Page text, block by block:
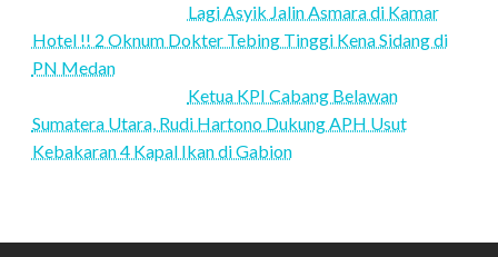
Lagi Asyik Jalin Asmara di Kamar
Hotel !! 2 Oknum Dokter Tebing Tinggi Kena Sidang di
PN Medan
Ketua KPI Cabang Belawan
Sumatera Utara, Rudi Hartono Dukung APH Usut
Kebakaran 4 Kapal Ikan di Gabion